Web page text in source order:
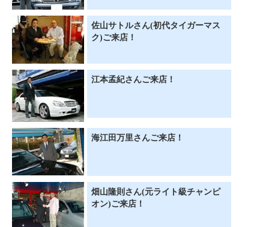
佐山サトルさん(初代タイガーマス
ク)ご来店！
江本孟紀さんご来店！
海江田万里さんご来店！
畑山隆則さん(元ライト級チャンピ
オン)ご来店！